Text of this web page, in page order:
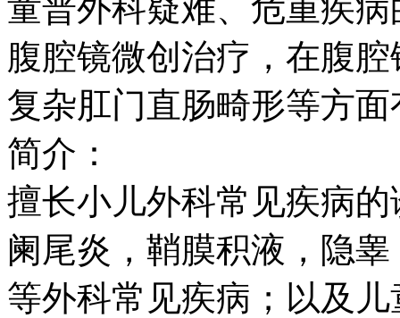
童普外科疑难、危重疾
腹腔镜微创治疗，在腹
复杂肛门直肠畸形等方
简介：
擅长小儿外科常见疾病
阑尾炎，鞘膜积液，隐
等外科常见疾病；以及